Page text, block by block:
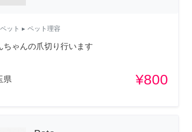
ペット ▸ ペット理容
ちゃんの爪切り行います
県 ¥800